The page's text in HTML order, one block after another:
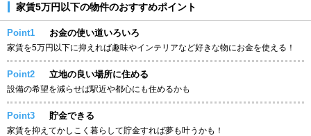
家賃5万円以下の物件のおすすめポイント
Point1 お金の使い道いろいろ
家賃を5万円以下に抑えれば趣味やインテリアなど好きな物にお金を使える！
Point2 立地の良い場所に住める
設備の希望を減らせば駅近や都心にも住めるかも
Point3 貯金できる
家賃を抑えてかしこく暮らして貯金すれば夢も叶うかも！